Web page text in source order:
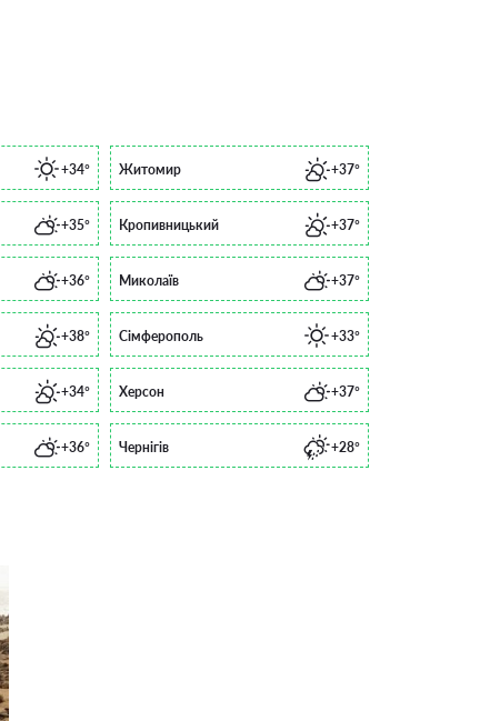
+34° Житомир +37°
+35° Кропивницький +37°
+36° Миколаїв +37°
+38° Сімферополь +33°
+34° Херсон +37°
+36° Чернігів +28°